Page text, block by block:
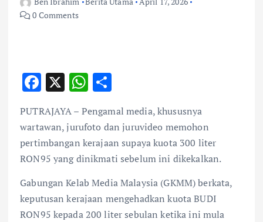
0 Comments
F
e
b
o
o
k
X W
at
s
A
p
p
h
ar
e
PUTRAJAYA – Pengamal media, khususnya
wartawan, jurufoto dan juruvideo memohon
pertimbangan kerajaan supaya kuota 300 liter
RON95 yang dinikmati sebelum ini dikekalkan.
Gabungan Kelab Media Malaysia (GKMM) berkata,
keputusan kerajaan mengehadkan kuota BUDI
RON95 kepada 200 liter sebulan ketika ini mula